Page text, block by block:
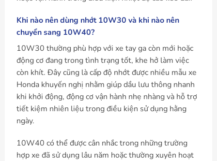
Khi nào nên dùng nhớt 10W30 và khi nào nên
chuyển sang 10W40?
10W30 thường phù hợp với xe tay ga còn mới hoặc
động cơ đang trong tình trạng tốt, khe hở làm việc
còn khít. Đây cũng là cấp độ nhớt được nhiều mẫu xe
Honda khuyến nghị nhằm giúp dầu lưu thông nhanh
khi khởi động, động cơ vận hành nhẹ nhàng và hỗ trợ
tiết kiệm nhiên liệu trong điều kiện sử dụng hằng
ngày.
10W40 có thể được cân nhắc trong những trường
hợp xe đã sử dụng lâu năm hoặc thường xuyên hoạt